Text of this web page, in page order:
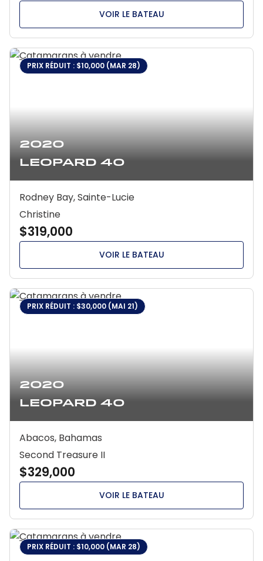
VOIR LE BATEAU
2020
Leopard 40
PRIX RÉDUIT : $10,000 (MAR 28)
Rodney Bay, Sainte-Lucie
Christine
$319,000
VOIR LE BATEAU
2020
Leopard 40
PRIX RÉDUIT : $30,000 (MAI 21)
Abacos, Bahamas
Second Treasure II
$329,000
VOIR LE BATEAU
PRIX RÉDUIT : $10,000 (MAR 28)